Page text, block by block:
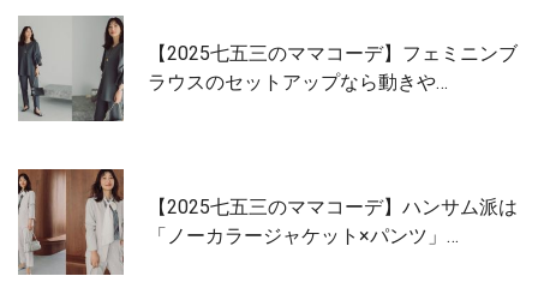
【2025七五三のママコーデ】フェミニンブ
ラウスのセットアップなら動きや…
【2025七五三のママコーデ】ハンサム派は
「ノーカラージャケット×パンツ」…